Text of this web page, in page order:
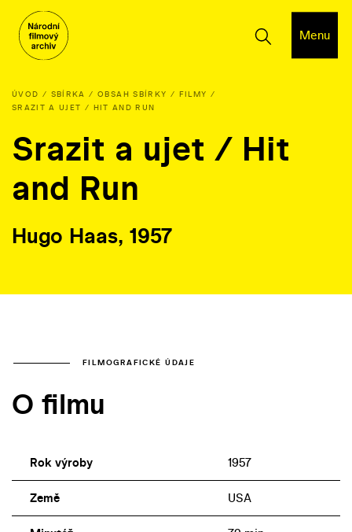
Menu
ÚVOD SBÍRKA OBSAH SBÍRKY
FILMY
SRAZIT A UJET / HIT AND RUN
Srazit a ujet / Hit
and Run
Hugo Haas, 1957
FILMOGRAFICKÉ ÚDAJE
O filmu
Rok výroby 1957
Země USA